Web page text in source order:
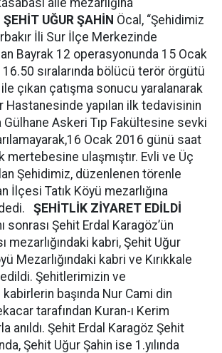
aile mezarlığına
ŞEHİT UĞUR ŞAHİN Öcal, “Şehidimiz
İli Sur İlçe Merkezinde
Bayrak 12 operasyonunda 15 Ocak
sıralarında bölücü terör örgütü
çıkan çatışma sonucu yaralanarak
Hastanesinde yapılan ilk tedavisinin
Gülhane Askeri Tıp Fakültesine sevki
Ocak 2016 günü saat
mertebesine ulaşmıştır. Evli ve Üç
Şehidimiz, düzenlenen törenle
İlçesi Tatık Köyü mezarlığına
ŞEHİTLİK ZİYARET EDİLDİ
sonrası Şehit Erdal Karagöz’ün
mezarlığındaki kabri, Şehit Uğur
Mezarlığındaki kabri ve Kırıkkale
Şehitlerimizin ve
başında Nur Cami din
tarafından Kuran-ı Kerim
anıldı. Şehit Erdal Karagöz Şehit
Şehit Uğur Şahin ise 1.yılında